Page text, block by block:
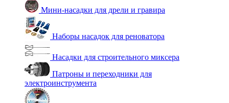
Мини-насадки для дрели и гравира
Наборы насадок для реноватора
Насадки для строительного миксера
Патроны и переходники для
электроинструмента